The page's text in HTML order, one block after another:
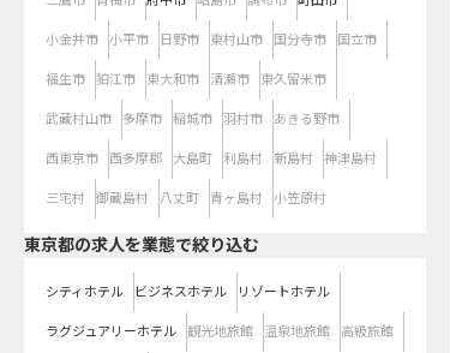
小金井市 小平市 日野市 東村山市 国分寺市 国立市
福生市 狛江市 東大和市 清瀬市 東久留米市
武蔵村山市 多摩市 稲城市 羽村市 あきる野市
西東京市 西多摩郡 大島町 利島村 新島村 神津島村
三宅村 御蔵島村 八丈町 青ヶ島村 小笠原村
東京都の求人を業態で絞り込む
シティホテル ビジネスホテル リゾートホテル
ラグジュアリーホテル 観光地旅館 温泉地旅館 高級旅館